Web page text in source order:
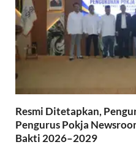
Resmi Ditetapkan,
Pengurus Pokja
Bakti 2026–2029